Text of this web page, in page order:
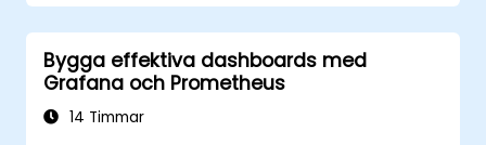
Bygga effektiva dashboards med
Grafana och Prometheus
14 Timmar